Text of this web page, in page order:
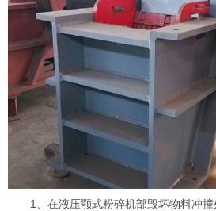
1、在液压颚式粉碎机部毁坏物料冲